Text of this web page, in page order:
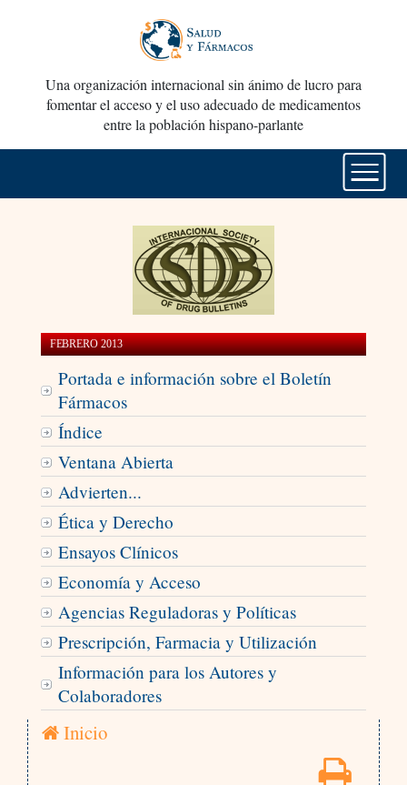
Una organización internacional sin ánimo de lucro para
fomentar el acceso y el uso adecuado de medicamentos
entre la población hispano-parlante
FEBRERO 2013
Portada e información sobre el Boletín
Fármacos
Índice
Ventana Abierta
Advierten...
Ética y Derecho
Ensayos Clínicos
Economía y Acceso
Agencias Reguladoras y Políticas
Prescripción, Farmacia y Utilización
Información para los Autores y
Colaboradores
Inicio